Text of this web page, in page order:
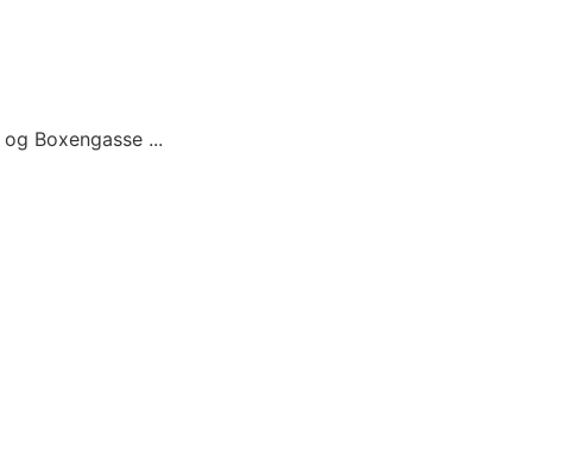
Boxengasse ...